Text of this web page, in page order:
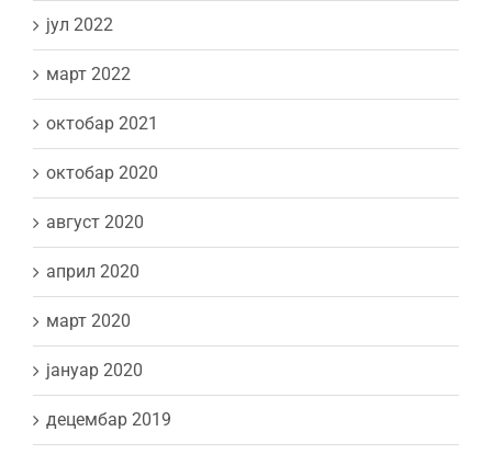
јул 2022
март 2022
октобар 2021
октобар 2020
август 2020
април 2020
март 2020
јануар 2020
децембар 2019